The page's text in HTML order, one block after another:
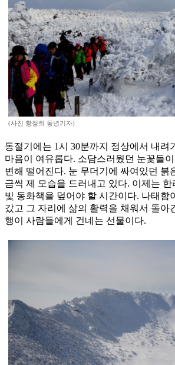
(사진 황정희 동년기자)
동절기에는 1시 30분까지 정상에서 내려
마음이 여유롭다. 소담스러웠던 눈꽃들
변해 떨어진다. 눈 무더기에 싸여있던 붉
금씩 제 모습을 드러내고 있다. 이제는
빛 동화책을 덮어야 할 시간이다. 나태함
갔고 그 자리에 삶의 활력을 채워서 돌아
행이 사람들에게 건네는 선물이다.